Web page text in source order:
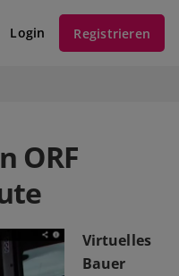
Login Registrieren
ORF
Virtuelles
Bauer